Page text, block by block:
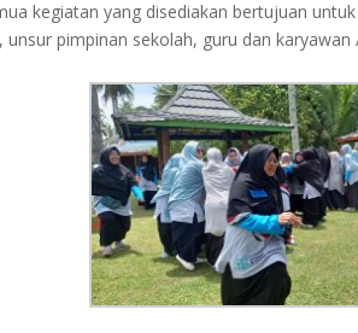
kegiatan yang disediakan bertujuan
pimpinan sekolah, guru dan karyawan